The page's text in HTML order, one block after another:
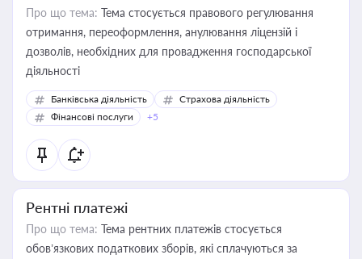
Про що тема: Тема стосується правового регулювання
отримання, переоформлення, анулювання ліцензій і
дозволів, необхідних для провадження господарської
діяльності
Банківська діяльність
Страхова діяльність
Фінансові послуги
+5
Рентні платежі
Про що тема: Тема рентних платежів стосується
обов’язкових податкових зборів, які сплачуються за